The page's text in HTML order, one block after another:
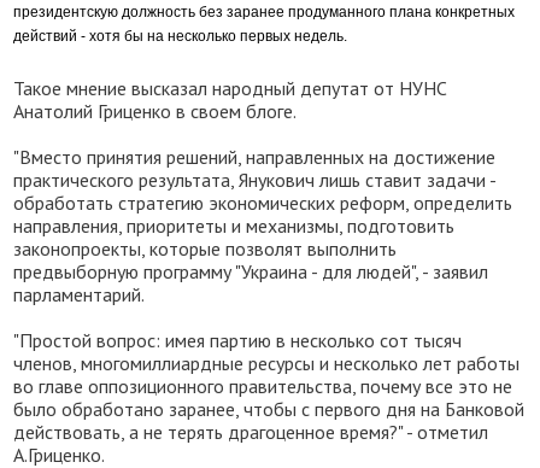
президентскую должность без заранее продуманного плана конкретных
действий - хотя бы на несколько первых недель.
Такое мнение высказал народный депутат от НУНС
Анатолий Гриценко в своем блоге.
"Вместо принятия решений, направленных на достижение
практического результата, Янукович лишь ставит задачи -
обработать стратегию экономических реформ, определить
направления, приоритеты и механизмы, подготовить
законопроекты, которые позволят выполнить
предвыборную программу "Украина - для людей", - заявил
парламентарий.
"Простой вопрос: имея партию в несколько сот тысяч
членов, многомиллиардные ресурсы и несколько лет работы
во главе оппозиционного правительства, почему все это не
было обработано заранее, чтобы с первого дня на Банковой
действовать, а не терять драгоценное время?" - отметил
А.Гриценко.